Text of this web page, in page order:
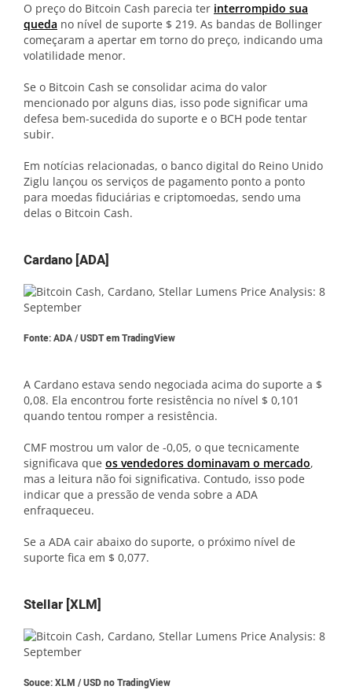
O preço do Bitcoin Cash parecia ter interrompido sua
queda no nível de suporte $ 219. As bandas de Bollinger
começaram a apertar em torno do preço, indicando uma
volatilidade menor.
Se o Bitcoin Cash se consolidar acima do valor
mencionado por alguns dias, isso pode significar uma
defesa bem-sucedida do suporte e o BCH pode tentar
subir.
Em notícias relacionadas, o banco digital do Reino Unido
Ziglu lançou os serviços de pagamento ponto a ponto
para moedas fiduciárias e criptomoedas, sendo uma
delas o Bitcoin Cash.
Cardano [ADA]
Fonte: ADA / USDT em TradingView
A Cardano estava sendo negociada acima do suporte a $
0,08. Ela encontrou forte resistência no nível $ 0,101
quando tentou romper a resistência.
CMF mostrou um valor de -0,05, o que tecnicamente
significava que os vendedores dominavam o mercado,
mas a leitura não foi significativa. Contudo, isso pode
indicar que a pressão de venda sobre a ADA
enfraqueceu.
Se a ADA cair abaixo do suporte, o próximo nível de
suporte fica em $ 0,077.
Stellar [XLM]
Souce: XLM / USD no TradingView